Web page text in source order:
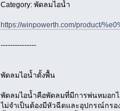
Category: พัดลมไอน้ำ
https://winpowerth.com/product/
---------------
พัดลมไอน้ำตั้งพื้น
พัดลมไอน้ำคือพัดลมที่มีการพ่นหมอกไ
ไม่จำเป็นต้องมีหัวฉีดและอุปกรณ์กรอ